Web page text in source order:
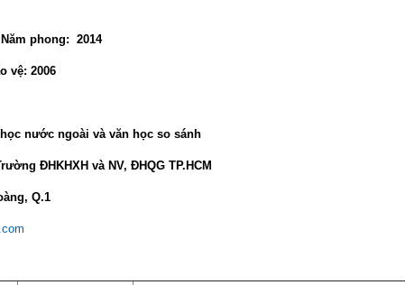
2014
2006
nước ngoài và văn học so sánh
ĐHKHXH và NV, ĐHQG TP.HCM
Q.1